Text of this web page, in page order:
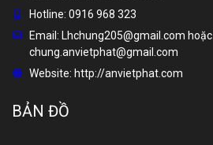
Hotline: 0916 968 323
Email: Lhchung205@gmail.com hoặc
chung.anvietphat@gmail.com
Website: http://anvietphat.com
BẢN ĐỒ